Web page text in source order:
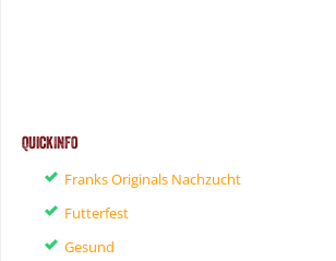
QuickInfo
Franks Originals Nachzucht
Futterfest
Gesund